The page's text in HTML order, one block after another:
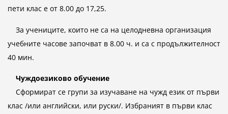
пети клас е от 8.00 до 17,25.
За учениците, които не са на целодневна организация
учебните часове започват в 8.00 ч. и са с продължителност
40 мин.
Чуждоезиково обучение
Сформират се групи за изучаване на чужд език от първи
клас /или английски, или руски/. Избраният в първи клас